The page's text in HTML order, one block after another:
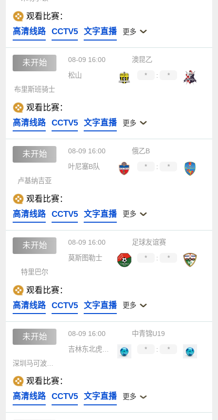
观看比赛：
高清线路
CCTV5 文字直播 更多
未开始 08-09 16:00
澳昆乙
松山
* :
*
布里斯班骑士
观看比赛：
高清线路
CCTV5 文字直播 更多
未开始 08-09 16:00
俄乙B
叶尼塞B队
* :
*
卢基纳吉亚
观看比赛：
高清线路
CCTV5 文字直播 更多
未开始 08-09 16:00
足球友谊赛
莫斯图勒士
* :
*
特里巴尔
观看比赛：
高清线路
CCTV5 文字直播 更多
未开始 08-09 16:00
中青锦U19
吉林东北虎U19
* :
*
观看比赛：
高清线路
CCTV5 文字直播 更多